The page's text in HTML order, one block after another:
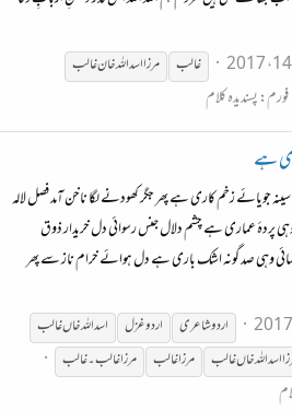
غالب مرزااسد اللہ خانغالب
فورم:پسندیدہ کلام
ہے
جویائے زخم کاری ہے پھر جگر کھودنے لگا ناخن آمد فصل لالہ
وہی پردۂ عماری ہے چشم دلال جنس رسوائی دل خریدار ذوق
وہی صد گونہ اشک باری ہے دل ہوائے خرام ناز سے پھر
اردوشاعری اردوغزل اسد الله خاںغالب
اسد الله خاںغالب مرزاغالب مرزاغالب۔غالب